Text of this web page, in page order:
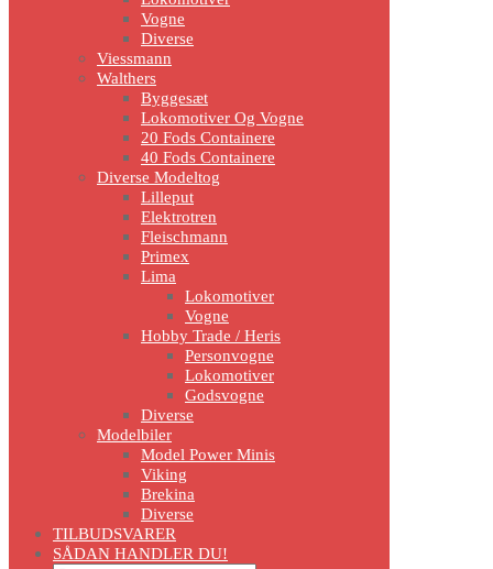
Vogne
Diverse
Viessmann
Walthers
Byggesæt
Lokomotiver Og Vogne
20 Fods Containere
40 Fods Containere
Diverse Modeltog
Lilleput
Elektrotren
Fleischmann
Primex
Lima
Lokomotiver
Vogne
Hobby Trade / Heris
Personvogne
Lokomotiver
Godsvogne
Diverse
Modelbiler
Model Power Minis
Viking
Brekina
Diverse
TILBUDSVARER
SÅDAN HANDLER DU!